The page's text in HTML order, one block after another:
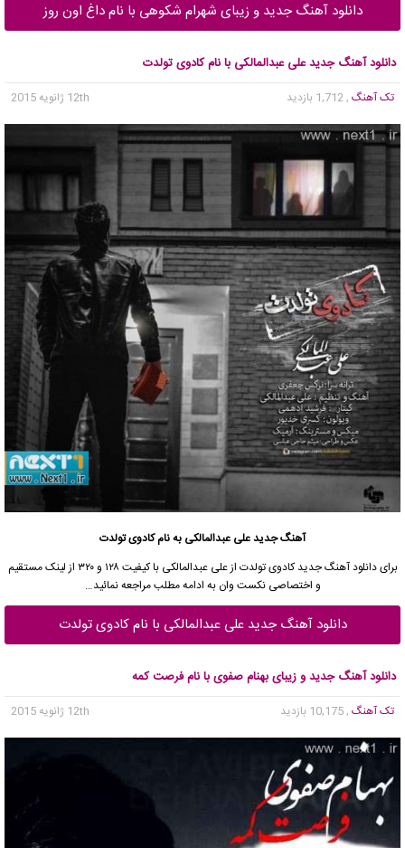
دانلود آهنگ جدید و زیبای شهرام شکوهی با نام داغ اون روز
دانلود آهنگ جدید علی عبدالمالکی با نام کادوی تولدت
تک آهنگ , 1,712 بازدید 12th ژانویه 2015
آهنگ جدید علی عبدالمالکی به نام کادوی تولدت
برای دانلود آهنگ جدید کادوی تولدت از علی عبدالمالکی با کیفیت ۱۲۸ و ۳۲۰ از لینک مستقیم
و اختصاصی نکست وان به ادامه مطلب مراجعه نمائید…
دانلود آهنگ جدید علی عبدالمالکی با نام کادوی تولدت
دانلود آهنگ جدید و زیبای بهنام صفوی با نام فرصت کمه
تک آهنگ , 10,175 بازدید 12th ژانویه 2015